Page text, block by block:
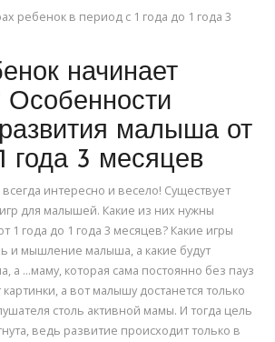
ребенок в период с 1 года до 1 года 3
начинает
Особенности
малыша от
года 3 месяцев
интересно и весело! Существует
для малышей. Какие из них нужны
1 года до 1 года 3 месяцев? Какие игры
и мышление малыша, а какие будут
а …маму, которая сама постоянно без пауз
а вот малышу достанется только
столь активной мамы. И тогда цель
ведь развитие происходит только в